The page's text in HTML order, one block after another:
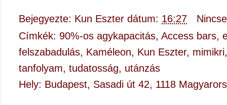
Bejegyezte: Kun Eszter dátum: 16:27
Címkék: 90%-os agykapacitás,Access bars,
felszabadulás, Kaméleon, Kun Eszter, mimikri
tanfolyam,tudatosság, utánzás
Hely: Budapest, Sasadi út 42, 1118